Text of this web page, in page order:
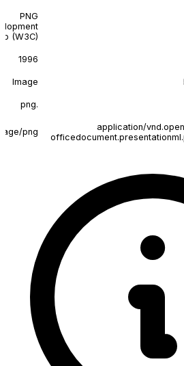
PNG
(W3C)
1996
Image
.png
application/
png